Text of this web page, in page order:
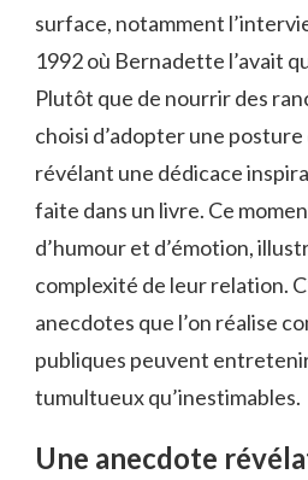
surface, notamment
1992 où Bernadette l’avait
Plutôt que de nourrir des
choisi d’adopter une
révélant une dédicace
faite dans un livre. Ce
d’humour et d’émotion,
complexité de leur relation.
anecdotes que l’on réalise
publiques peuvent
tumultueux qu’inestimables.
Une anecdote